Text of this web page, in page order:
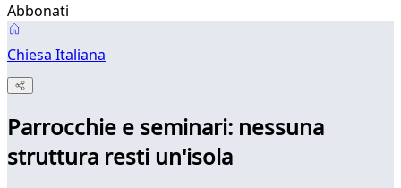
Abbonati
Chiesa Italiana
Parrocchie e seminari: nessuna
struttura resti un'isola